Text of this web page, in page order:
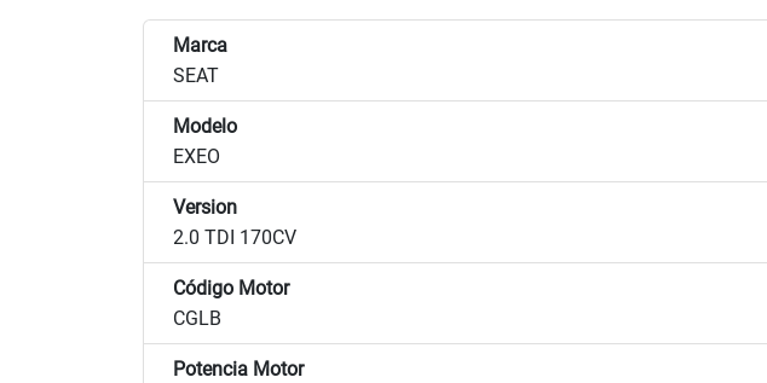
Marca
SEAT
Modelo
EXEO
Version
2.0 TDI 170CV
Código Motor
CGLB
Potencia Motor